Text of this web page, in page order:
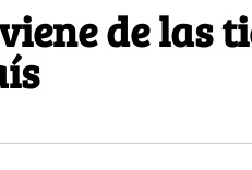
de las